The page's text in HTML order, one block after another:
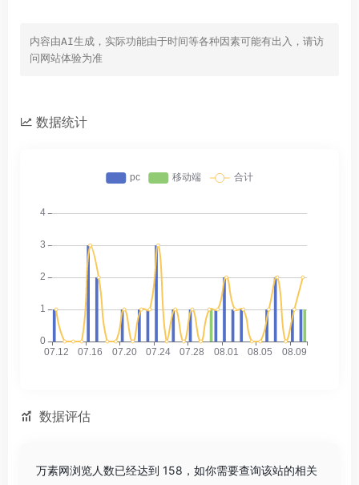
内容由AI生成，实际功能由于时间等各种因素可能有出入，请访
问网站体验为准
数据统计
数据评估
万素网浏览人数已经达到 158，如你需要查询该站的相关